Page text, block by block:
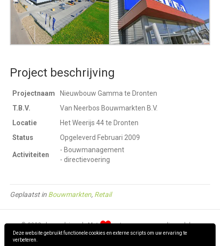
Deze website gebruikt functionele cookies en externe scripts om uw ervaring te
verbeteren.
Project beschrijving
Projectnaam
Nieuwbouw Gamma te Dronten
T.B.V.
Van Neerbos Bouwmarkten B.V.
Locatie
Het Weerijs 44 te Dronten
Status
Opgeleverd Februari 2009
Activiteiten
- Bouwmanagement
- directievoering
Geplaatst in Bouwmarkten, Retail
© 2022 · hpm-advies.nl · Met ontworpen en gerealiseerd door